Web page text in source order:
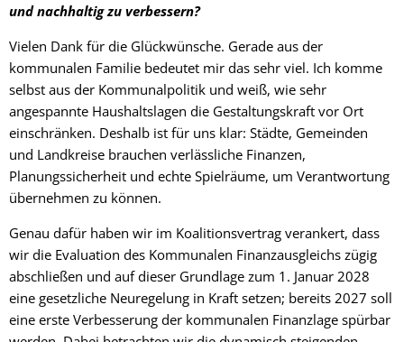
und nachhaltig zu verbessern?
Vielen Dank für die Glückwünsche. Gerade aus der
kommunalen Familie bedeutet mir das sehr viel. Ich komme
selbst aus der Kommunalpolitik und weiß, wie sehr
angespannte Haushaltslagen die Gestaltungskraft vor Ort
einschränken. Deshalb ist für uns klar: Städte, Gemeinden
und Landkreise brauchen verlässliche Finanzen,
Planungssicherheit und echte Spielräume, um Verantwortung
übernehmen zu können.
Genau dafür haben wir im Koalitionsvertrag verankert, dass
wir die Evaluation des Kommunalen Finanzausgleichs zügig
abschließen und auf dieser Grundlage zum 1. Januar 2028
eine gesetzliche Neuregelung in Kraft setzen; bereits 2027 soll
eine erste Verbesserung der kommunalen Finanzlage spürbar